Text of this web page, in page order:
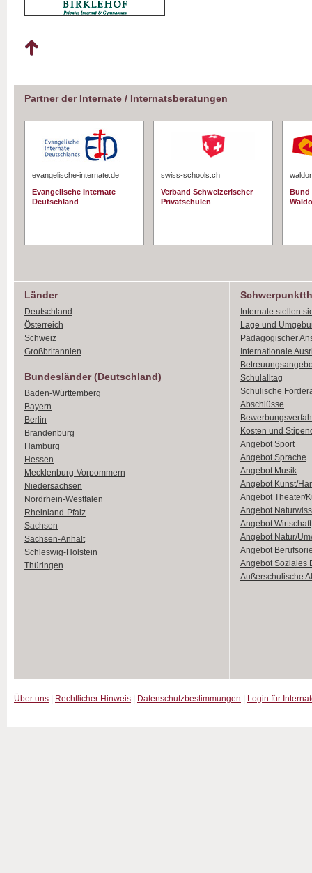
Partner der Internate / Internatsberatungen
evangelische-internate.de
Evangelische Internate
Deutschland
swiss-schools.ch
Verband Schweizerischer
Privatschulen
Bund
Länder
Deutschland
Österreich
Schweiz
Großbritannien
Bundesländer (Deutschland)
Baden-Württemberg
Bayern
Berlin
Brandenburg
Hamburg
Hessen
Mecklenburg-Vorpommern
Niedersachsen
Nordrhein-Westfalen
Rheinland-Pfalz
Sachsen
Sachsen-Anhalt
Schleswig-Holstein
Thüringen
Internate stellen
Lage und
Pädagogischer
Internationale
Schulalltag
Schulische
Abschlüsse
Kosten und
Angebot Sport
Angebot Sprache
Angebot Musik
Angebot Kunst/
Angebot Theater/
Angebot
Angebot Wirtschaft
Angebot Natur/
Angebot
Angebot Soziales
Außerschulische
Über uns Rechtlicher Hinweis Datenschutzbestimmungen Login für